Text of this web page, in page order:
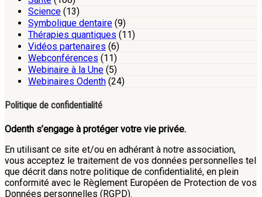
Science (13)
Symbolique dentaire (9)
Thérapies quantiques (11)
Vidéos partenaires (6)
Webconférences (11)
Webinaire à la Une (5)
Webinaires Odenth (24)
Politique de confidentialité
Odenth s’engage à protéger votre vie privée.
En utilisant ce site et/ou en adhérant à notre association,
vous acceptez le traitement de vos données personnelles tel
que décrit dans notre politique de confidentialité, en plein
conformité avec le Règlement Européen de Protection de vos
Données personnelles (RGPD).